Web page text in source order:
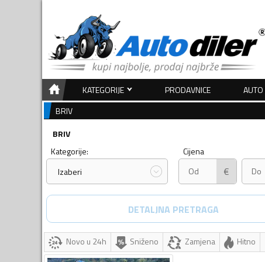
KATEGORIJE PRODAVNICE AUTO
BRIV
BRIV
Kategorije:
Izaberi
Cijena
€
DETALJNA PRETRAGA
Novo u 24h Sniženo Zamjena Hitno